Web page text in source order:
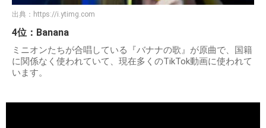
出典： https://i.ytimg.com
4位：Banana
ミニオンたちが合唱している『バナナの歌』が原曲で、国籍
に関係なく使われていて、現在多くのTikTok動画に使われて
います。